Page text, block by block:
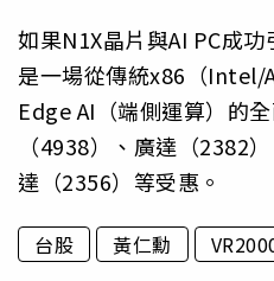
如果N1X晶片與AI PC成
是一場從傳統x86（Intel/
Edge AI（端側運算）的
（4938）、廣達（2382
達（2356）等受惠。
台股 黃仁勳